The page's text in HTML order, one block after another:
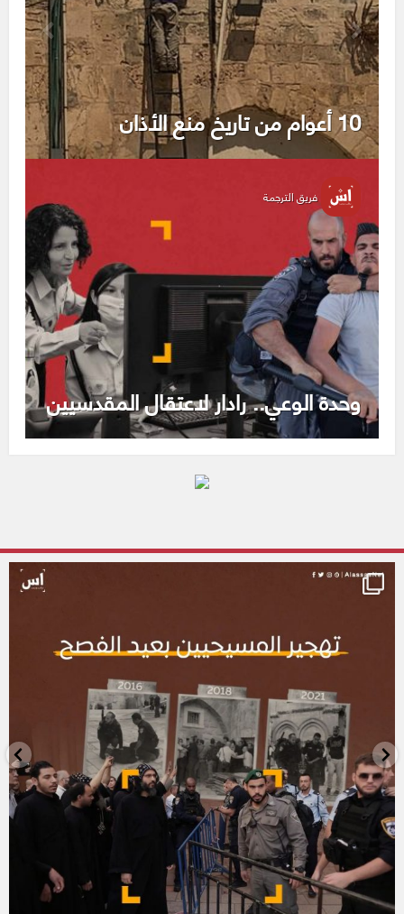
10 أعوام من تاريخ منع الأذان
فريق الترجمة
وحدة الوعي.. رادار لاعتقال المقدسيين